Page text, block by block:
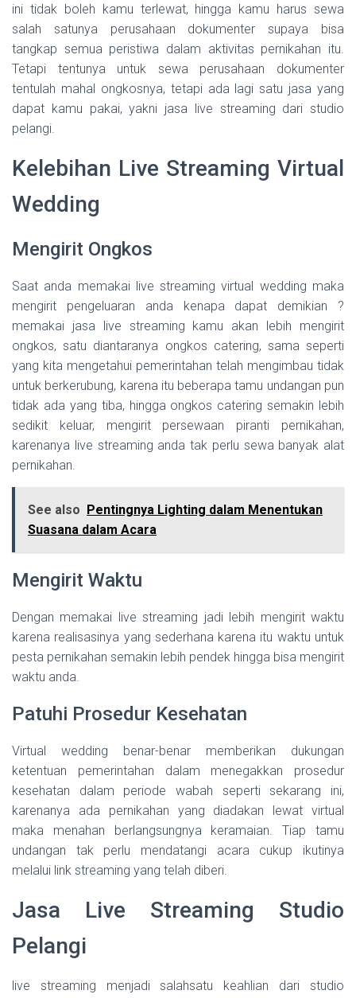
ini tidak boleh kamu terlewat, hingga kamu harus sewa
salah satunya perusahaan dokumenter supaya bisa
tangkap semua peristiwa dalam aktivitas pernikahan itu.
Tetapi tentunya untuk sewa perusahaan dokumenter
tentulah mahal ongkosnya, tetapi ada lagi satu jasa yang
dapat kamu pakai, yakni jasa live streaming dari studio
pelangi.
Kelebihan Live Streaming Virtual
Wedding
Mengirit Ongkos
Saat anda memakai live streaming virtual wedding maka
mengirit pengeluaran anda kenapa dapat demikian ?
memakai jasa live streaming kamu akan lebih mengirit
ongkos, satu diantaranya ongkos catering, sama seperti
yang kita mengetahui pemerintahan telah mengimbau tidak
untuk berkerubung, karena itu beberapa tamu undangan pun
tidak ada yang tiba, hingga ongkos catering semakin lebih
sedikit keluar, mengirit persewaan piranti pernikahan,
karenanya live streaming anda tak perlu sewa banyak alat
pernikahan.
See also Pentingnya Lighting dalam Menentukan
Suasana dalam Acara
Mengirit Waktu
Dengan memakai live streaming jadi lebih mengirit waktu
karena realisasinya yang sederhana karena itu waktu untuk
pesta pernikahan semakin lebih pendek hingga bisa mengirit
waktu anda.
Patuhi Prosedur Kesehatan
Virtual wedding benar-benar memberikan dukungan
ketentuan pemerintahan dalam menegakkan prosedur
kesehatan dalam periode wabah seperti sekarang ini,
karenanya ada pernikahan yang diadakan lewat virtual
maka menahan berlangsungnya keramaian. Tiap tamu
undangan tak perlu mendatangi acara cukup ikutinya
melalui link streaming yang telah diberi.
Jasa Live Streaming Studio
Pelangi
live streaming menjadi salahsatu keahlian dari studio